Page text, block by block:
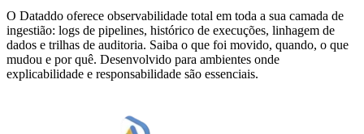
O Dataddo oferece observabilidade total em toda a sua camada de
ingestião: logs de pipelines, histórico de execuções, linhagem de
dados e trilhas de auditoria. Saiba o que foi movido, quando, o que
mudou e por quê. Desenvolvido para ambientes onde
explicabilidade e responsabilidade são essenciais.